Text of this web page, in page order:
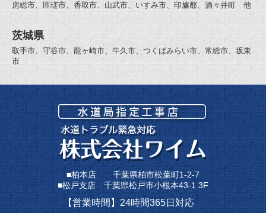
房総市、匝瑳市、香取市、山武市、いすみ市、印旛郡、酒々井町 他
茨城県
取手市、守谷市、龍ヶ崎市、牛久市、つくばみらい市、常総市、坂東
市
■柏本店 千葉県柏市松葉町1-2-7
■松戸支店 千葉県松戸市小根本43-1 3F
【営業時間】24時間365日対応